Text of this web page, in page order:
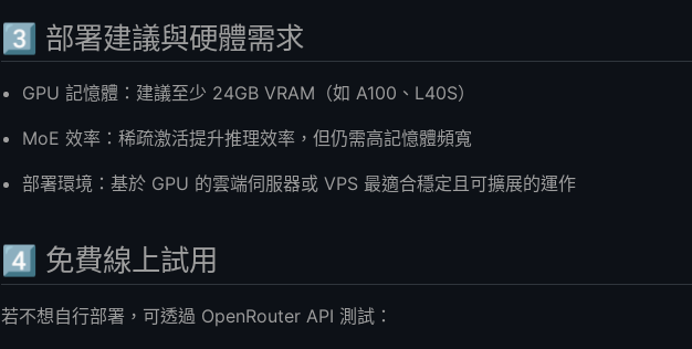
3️⃣ 部署建議與硬體需求
GPU 記憶體：建議至少 24GB VRAM（如 A100、L40S）
MoE 效率：稀疏激活提升推理效率，但仍需高記憶體頻寬
部署環境：基於 GPU 的雲端伺服器或 VPS 最適合穩定且可擴展的運作
4️⃣ 免費線上試用
若不想自行部署，可透過 OpenRouter API 測試：